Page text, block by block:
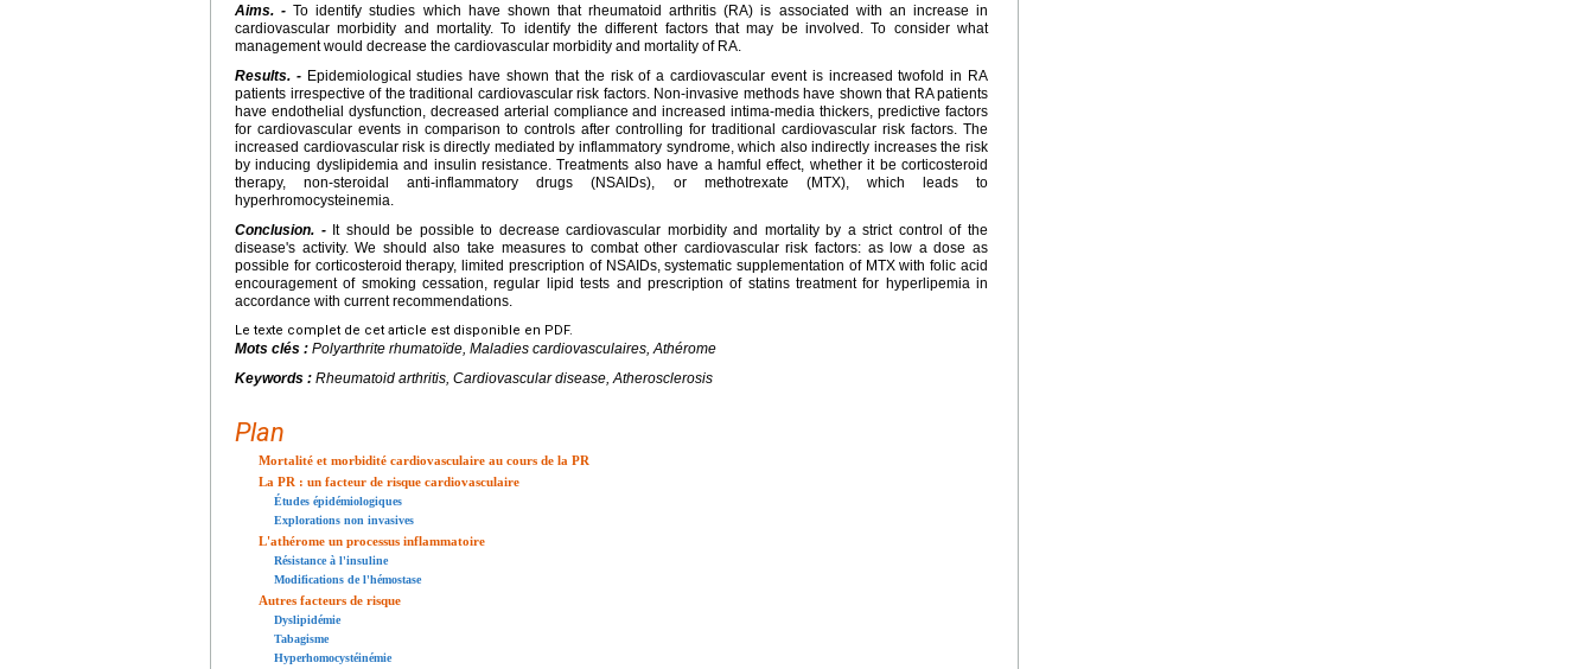
Aims. - To identify studies which have shown that rheumatoid arthritis (RA) is associated with an increase in
cardiovascular morbidity and mortality. To identify the different factors that may be involved. To consider what
management would decrease the cardiovascular morbidity and mortality of RA.
Results. -Epidemiological studies have shown that the risk of a cardiovascular event is increased twofold in RA
patients irrespective of the traditional cardiovascular risk factors. Non-invasive methods have shown that RA patients
have endothelial dysfunction, decreased arterial compliance and increased intima-media thickers, predictive factors
for cardiovascular events in comparison to controls after controlling for traditional cardiovascular risk factors. The
increased cardiovascular risk is directly mediated by inflammatory syndrome, which also indirectly increases the risk
by inducing dyslipidemia and insulin resistance. Treatments also have a hamful effect, whether it be corticosteroid
therapy, non-steroidal anti-inflammatory drugs (NSAIDs), or methotrexate (MTX), which leads to
hyperhromocysteinemia.
Conclusion. -It should be possible to decrease cardiovascular morbidity and mortality by a strict control of the
disease's activity. We should also take measures to combat other cardiovascular risk factors: as low a dose as
possible for corticosteroid therapy, limited prescription of NSAIDs, systematic supplementation of MTX with folic acid
encouragement of smoking cessation, regular lipid tests and prescription of statins treatment for hyperlipemia in
accordance with current recommendations.
Le texte complet de cet article est disponible en PDF.
Mots clés : Polyarthrite rhumatoïde, Maladies cardiovasculaires, Athérome
Keywords : Rheumatoid arthritis, Cardiovascular disease, Atherosclerosis
Plan
Mortalité et morbidité cardiovasculaire au cours de la PR
La PR : un facteur de risque cardiovasculaire
Études épidémiologiques
Explorations non invasives
L'athérome un processus inflammatoire
Résistance à l'insuline
Modifications de l'hémostase
Autres facteurs de risque
Dyslipidémie
Tabagisme
Hyperhomocystéinémie